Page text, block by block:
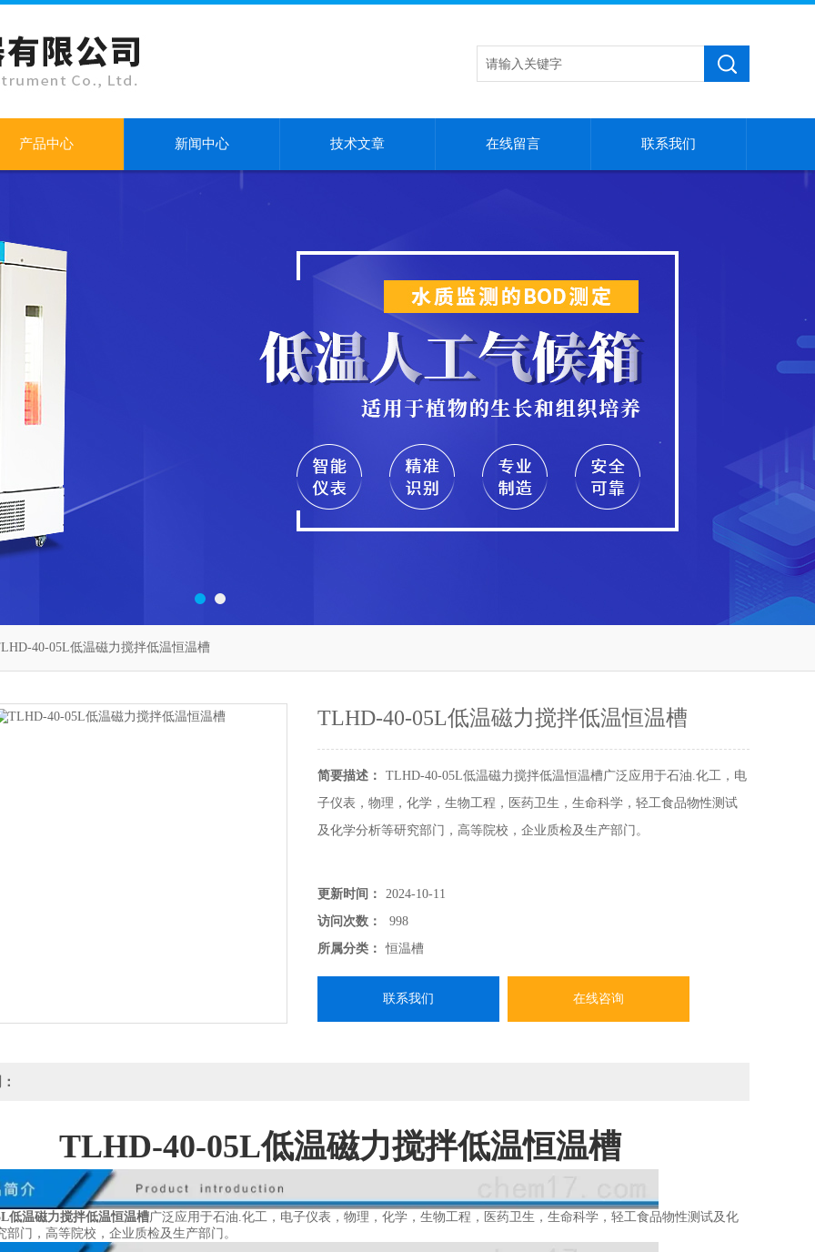
产品中心 新闻中心 技术文章 在线留言 联系我们
40-05L低温磁力搅拌低温恒温槽
TLHD-40-05L低温磁力搅拌低温恒温槽
简要描述：
TLHD-40-05L低温磁力搅拌低温恒温槽广泛应用于石油.化工，电
子仪表，物理，化学，生物工程，医药卫生，生命科学，轻工食品物性测试
及化学分析等研究部门，高等院校，企业质检及生产部门。
更新时间：
2024-10-11
访问次数：
998
所属分类：
恒温槽
联系我们 在线咨询
TLHD-40-05L低温磁力搅拌低温恒温槽
低温磁力搅拌低温恒温槽广泛应用于石油.化工，电子仪表，物理，化学，生物工程，医药卫生，生命科学，轻工食品物性测试及化
部门，高等院校，企业质检及生产部门。